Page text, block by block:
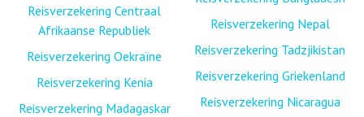
Reisverzekering Centraal
Afrikaanse Republiek
Reisverzekering Oekraïne
Reisverzekering Kenia
Reisverzekering Madagaskar
Reisverzekering Nepal
Reisverzekering Tadzjikistan
Reisverzekering Griekenland
Reisverzekering Nicaragua